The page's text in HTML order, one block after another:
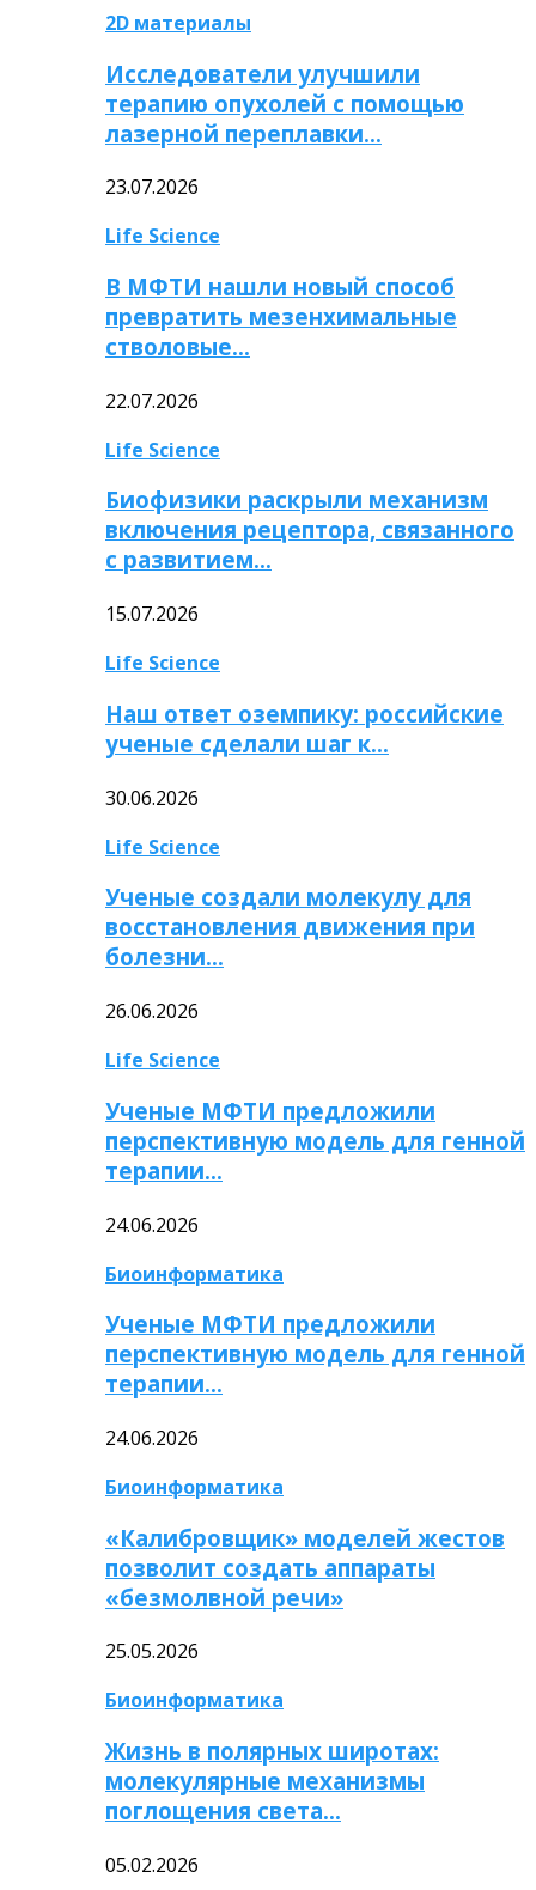
2D материалы
Исследователи улучшили
терапию опухолей с помощью
лазерной переплавки…
23.07.2026
Life Science
В МФТИ нашли новый способ
превратить мезенхимальные
стволовые…
22.07.2026
Life Science
Биофизики раскрыли механизм
включения рецептора, связанного
с развитием…
15.07.2026
Life Science
Наш ответ оземпику: российские
ученые сделали шаг к…
30.06.2026
Life Science
Ученые создали молекулу для
восстановления движения при
болезни…
26.06.2026
Life Science
Ученые МФТИ предложили
перспективную модель для генной
терапии…
24.06.2026
Биоинформатика
Ученые МФТИ предложили
перспективную модель для генной
терапии…
24.06.2026
Биоинформатика
«Калибровщик» моделей жестов
позволит создать аппараты
«безмолвной речи»
25.05.2026
Биоинформатика
Жизнь в полярных широтах:
молекулярные механизмы
поглощения света…
05.02.2026